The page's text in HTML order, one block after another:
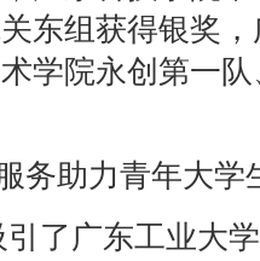
东组获得银奖
学院永创第一
务助力青年大学
了广东工业大